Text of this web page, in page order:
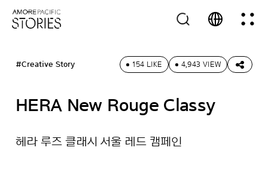
#Creative Story 154 LIKE 4,943 VIEW
HERA New Rouge Classy
헤라 루즈 클래시 서울 레드 캠페인